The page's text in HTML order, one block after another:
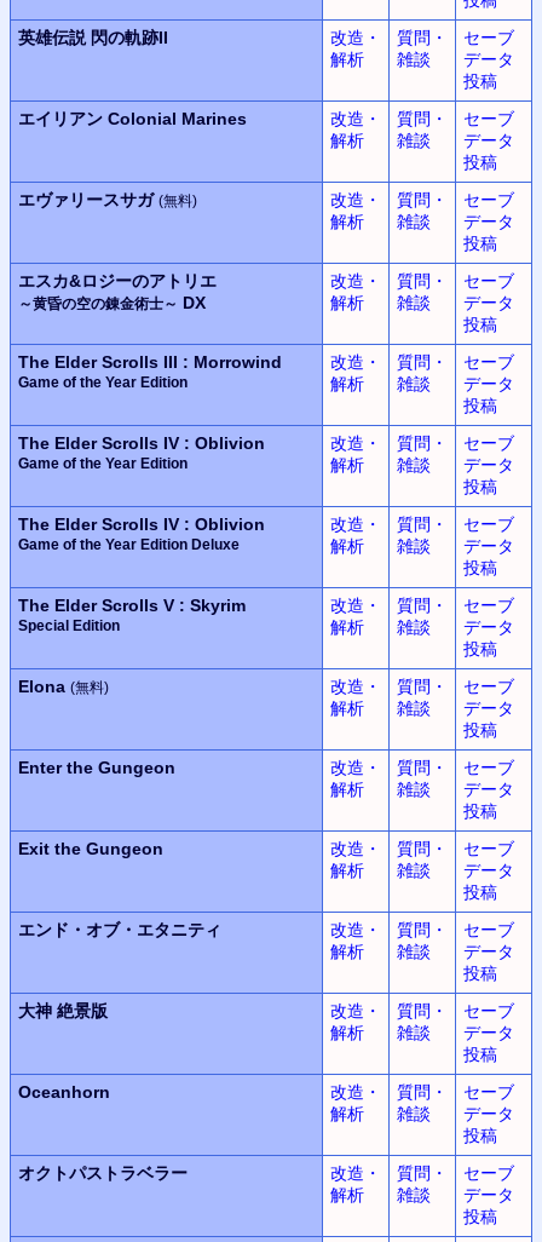
英雄伝説 閃の軌跡II
改造・
解析
質問・
雑談
セーブ
データ
投稿
エイリアン Colonial Marines
改造・
解析
質問・
雑談
セーブ
データ
投稿
エヴァリースサガ (無料)
改造・
解析
質問・
雑談
セーブ
データ
投稿
エスカ&ロジーのアトリエ
～黄昏の空の錬金術士～ DX
改造・
解析
質問・
雑談
セーブ
データ
投稿
The Elder Scrolls III : Morrowind
Game of the Year Edition
改造・
解析
質問・
雑談
セーブ
データ
投稿
The Elder Scrolls IV : Oblivion
Game of the Year Edition
改造・
解析
質問・
雑談
セーブ
データ
投稿
The Elder Scrolls IV : Oblivion
Game of the Year Edition Deluxe
改造・
解析
質問・
雑談
セーブ
データ
投稿
The Elder Scrolls V : Skyrim
Special Edition
改造・
解析
質問・
雑談
セーブ
データ
投稿
Elona (無料)
改造・
解析
質問・
雑談
セーブ
データ
投稿
Enter the Gungeon
改造・
解析
質問・
雑談
セーブ
データ
投稿
Exit the Gungeon
改造・
解析
質問・
雑談
セーブ
データ
投稿
エンド・オブ・エタニティ
改造・
解析
質問・
雑談
セーブ
データ
投稿
大神 絶景版
改造・
解析
質問・
雑談
セーブ
データ
投稿
Oceanhorn
改造・
解析
質問・
雑談
セーブ
データ
投稿
オクトパストラベラー
改造・
解析
質問・
雑談
セーブ
データ
投稿